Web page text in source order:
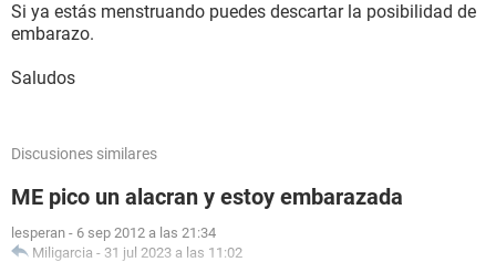
Si ya estás menstruando puedes descartar la posibilidad de
embarazo.
Saludos
Discusiones similares
ME pico un alacran y estoy embarazada
lesperan - 6 sep 2012 a las 21:34
Miligarcia - 31 jul 2023 a las 11:02